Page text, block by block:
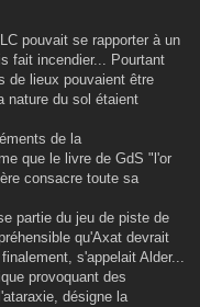
pouvait se rapporter à un
fait incendier... Pourtant
de lieux pouvaient être
nature du sol étaient
de la
que le livre de GdS "l'or
consacre toute sa
partie du jeu de piste de
qu'Axat devrait
s'appelait Alder...
provoquant des
désigne la